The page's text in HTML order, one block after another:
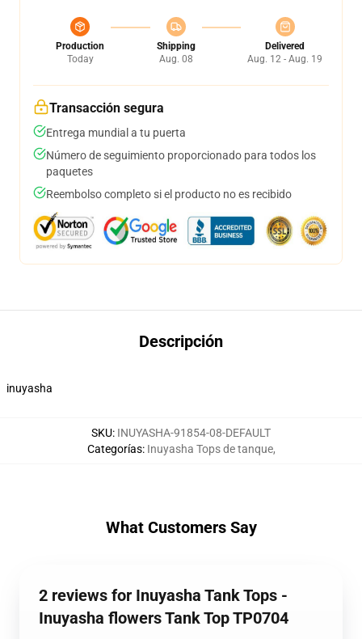
Production
Today
Shipping
Aug. 08
Delivered
Aug. 12 - Aug. 19
Transacción segura
Entrega mundial a tu puerta
Número de seguimiento proporcionado para todos los
paquetes
Reembolso completo si el producto no es recibido
Descripción
inuyasha
SKU: INUYASHA-91854-08-DEFAULT
Categorías: Inuyasha Tops de tanque,
What Customers Say
2 reviews for Inuyasha Tank Tops -
Inuyasha flowers Tank Top TP0704